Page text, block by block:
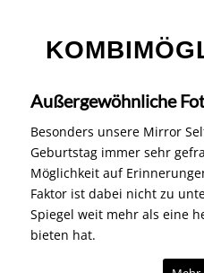
Außergewöhnliche
Besonders unsere Mirror
Möglichkeit auf
Faktor ist dabei nicht zu
Spiegel weit mehr als eine
bieten hat.